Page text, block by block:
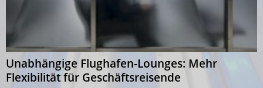
Unabhängige Flughafen-Lounges: Mehr
Flexibilität für Geschäftsreisende